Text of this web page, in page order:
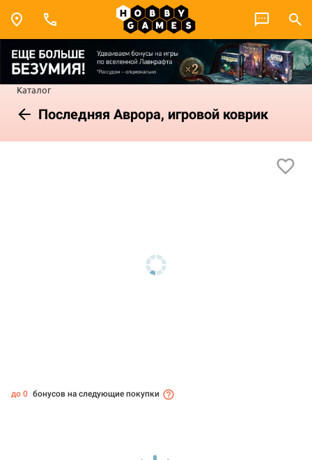
Каталог
Последняя Аврора, игровой коврик
до 0 бонусов на следующие покупки